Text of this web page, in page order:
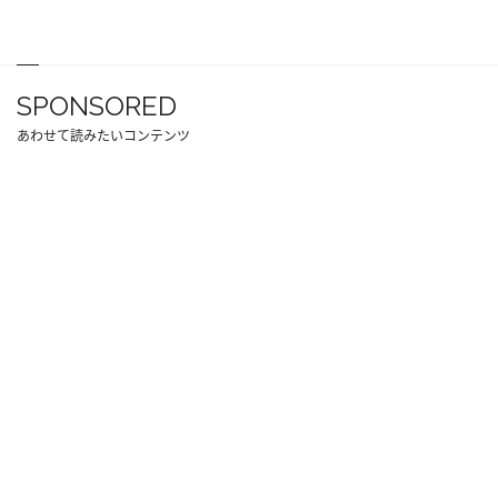
SPONSORED
あわせて読みたいコンテンツ